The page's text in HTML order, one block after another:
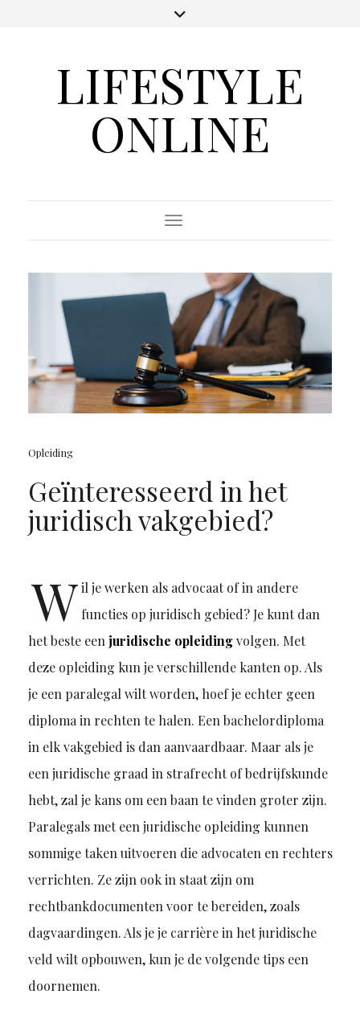
LIFESTYLE
ONLINE
Toggle Navigation
Opleiding
Geïnteresseerd in het
juridisch vakgebied?
W il je werken als advocaat of in andere
functies op juridisch gebied? Je kunt dan
het beste eenjuridische opleidingvolgen. Met
deze opleiding kun je verschillende kanten op. Als
je een paralegal wilt worden, hoef je echter geen
diploma in rechten te halen. Een bachelordiploma
in elk vakgebied is dan aanvaardbaar. Maar als je
een juridische graad in strafrecht of bedrijfskunde
hebt, zal je kans om een baan te vinden groter zijn.
Paralegals met een juridische opleiding kunnen
sommige taken uitvoeren die advocaten en rechters
verrichten. Ze zijn ook in staat zijn om
rechtbankdocumenten voor te bereiden, zoals
dagvaardingen. Als je je carrière in het juridische
veld wilt opbouwen, kun je de volgende tips een
doornemen.